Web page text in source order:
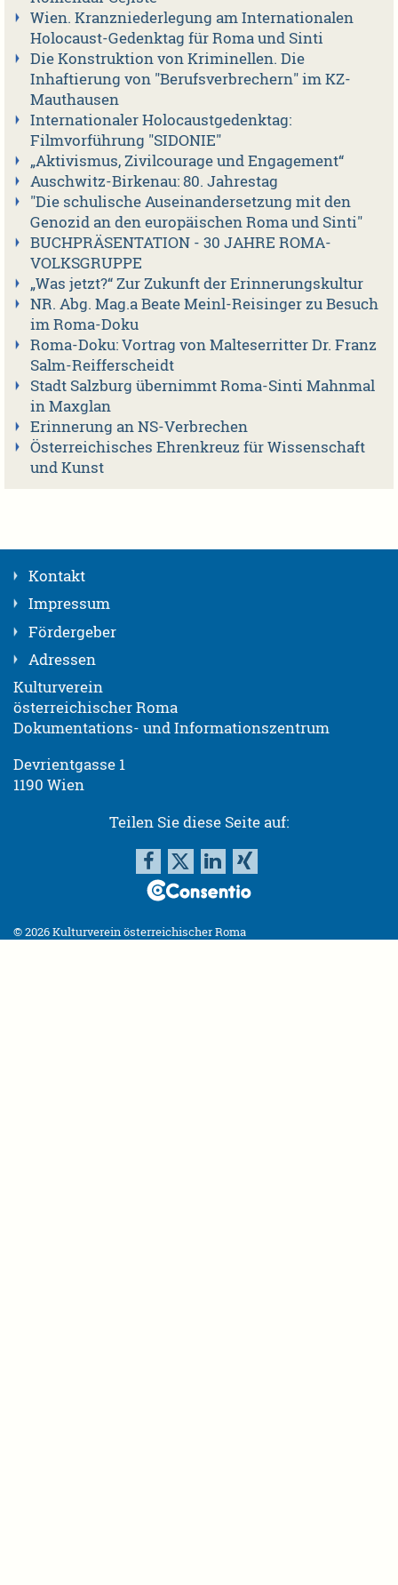
Wien. Kranzniederlegung am Internationalen
Holocaust-Gedenktag für Roma und Sinti
Die Konstruktion von Kriminellen. Die
Inhaftierung von "Berufsverbrechern" im KZ-
Mauthausen
Internationaler Holocaustgedenktag:
Filmvorführung "SIDONIE"
„Aktivismus, Zivilcourage und Engagement“
Auschwitz-Birkenau: 80. Jahrestag
"Die schulische Auseinandersetzung mit den
Genozid an den europäischen Roma und Sinti"
BUCHPRÄSENTATION - 30 JAHRE ROMA-
VOLKSGRUPPE
„Was jetzt?“ Zur Zukunft der Erinnerungskultur
NR. Abg. Mag.a Beate Meinl-Reisinger zu Besuch
im Roma-Doku
Roma-Doku: Vortrag von Malteserritter Dr. Franz
Salm-Reifferscheidt
Stadt Salzburg übernimmt Roma-Sinti Mahnmal
in Maxglan
Erinnerung an NS-Verbrechen
Österreichisches Ehrenkreuz für Wissenschaft
und Kunst
Kontakt
Impressum
Fördergeber
Adressen
Kulturverein
österreichischer Roma
Dokumentations- und Informationszentrum
Devrientgasse 1
1190 Wien
Teilen Sie diese Seite auf:
© 2026 Kulturverein österreichischer Roma